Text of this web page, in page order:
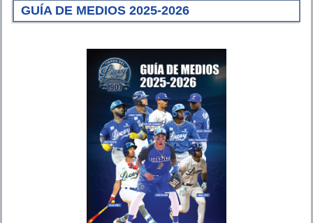
GUÍA DE MEDIOS 2025-2026